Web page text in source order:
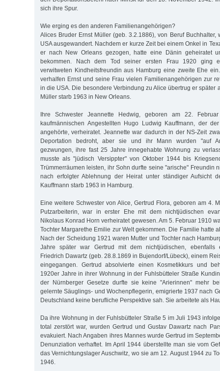
sich ihre Spur.
Wie erging es den anderen Familienangehörigen?
Alices Bruder Ernst Müller (geb. 3.2.1886), von Beruf Buchhalter,
USA ausgewandert. Nachdem er kurze Zeit bei einem Onkel in
er nach New Orleans gezogen, hatte eine Dänin geheiratet
bekommen. Nach dem Tod seiner ersten Frau 1920 ging
verwitweten Kindheitsfreundin aus Hamburg eine zweite Ehe
verhalfen Ernst und seine Frau vielen Familienangehörigen zur
in die USA. Die besondere Verbindung zu Alice übertrug er später
Müller starb 1963 in New Orleans.
Ihre Schwester Jeannette Hedwig, geboren am 22.
kaufmännischen Angestellten Hugo Ludwig Kauffmann, der
angehörte, verheiratet. Jeannette war dadurch in der NS-Zeit
Deportation bedroht, aber sie und ihr Mann wurden "auf
gezwungen, ihre fast 25 Jahre innegehabte Wohnung zu
musste als "jüdisch Versippter" von Oktober 1944 bis
Trümmerräumen leisten, ihr Sohn durfte seine "arische" Freundin
nach erfolgter Ablehnung der Heirat unter ständiger Aufsicht
Kauffmann starb 1963 in Hamburg.
Eine weitere Schwester von Alice, Gertrud Flora, geboren am 4.
Putzarbeiterin, war in erster Ehe mit dem nichtjüdischen
Nikolaus Konrad Horn verheiratet gewesen. Am 5. Februar 1910
Tochter Margarethe Emilie zur Welt gekommen. Die Familie hatte
Nach der Scheidung 1921 waren Mutter und Tochter nach
Jahre später war Gertrud mit dem nichtjüdischen, ebenfalls
Friedrich Dawartz (geb. 28.8.1869 in Bujendorf/Lübeck), einem
eingegangen. Gertrud absolvierte einen Kosmetikkurs und
1920er Jahre in ihrer Wohnung in der Fuhlsbütteler Straße
der Nürnberger Gesetze durfte sie keine "Arierinnen" mehr
gelernte Säuglings- und Wochenpflegerin, emigrierte 1937 nach
Deutschland keine berufliche Perspektive sah. Sie arbeitete als
Da ihre Wohnung in der Fuhlsbütteler Straße 5 im Juli 1943
total zerstört war, wurden Gertrud und Gustav Dawartz nach
evakuiert. Nach Angaben ihres Mannes wurde Gertrud im
Denunziation verhaftet. Im April 1944 überstellte man sie vom
das Vernichtungslager Auschwitz, wo sie am 12. August 1944 zu
1946.